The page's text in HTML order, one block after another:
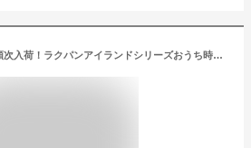
【Rakupan】新作順次入荷！ラクパンアイランドシリーズおうち時間 リモートワーク 伸縮性 家事 買い物 外出 スタイルアップ 補正 サポート 美脚 脚長 効果 ストレッチパンツ ヨガパンツ ヨガウェア リラックス ウエア